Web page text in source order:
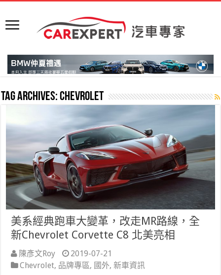
Tag Archives:Chevrolet
美系經典跑車大變革，改走MR路線，全
新Chevrolet Corvette C8 北美亮相
陳彥文Roy
2019-07-21
Chevrolet, 品牌專區, 國外,新車資訊